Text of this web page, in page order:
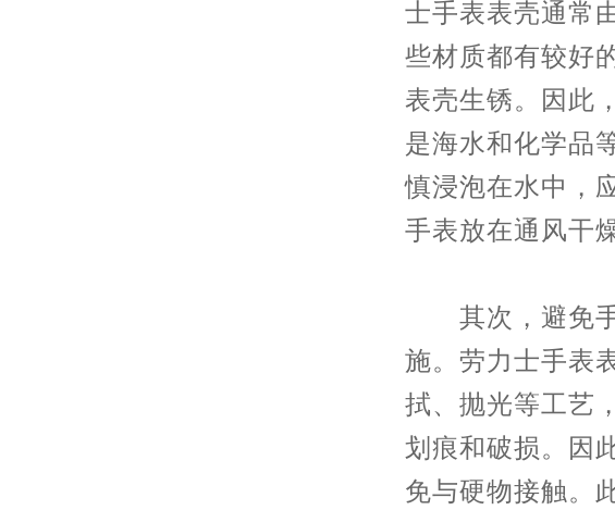
士手表表壳通常
些材质都有较好
表壳生锈。因此
是海水和化学品
慎浸泡在水中，
手表放在通风干
其次，避免手
施。劳力士手表
拭、抛光等工艺
划痕和破损。因
免与硬物接触。